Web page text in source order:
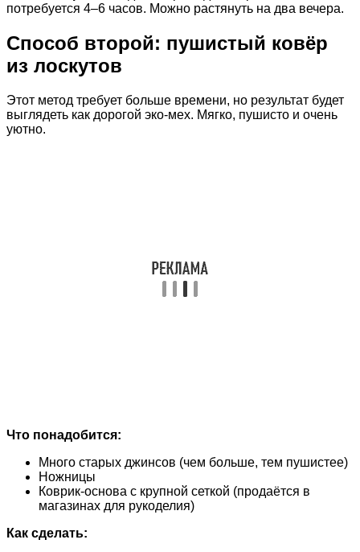
потребуется 4–6 часов. Можно растянуть на два вечера.
Способ второй: пушистый ковёр
из лоскутов
Этот метод требует больше времени, но результат будет
выглядеть как дорогой эко-мех. Мягко, пушисто и очень
уютно.
Что понадобится:
Много старых джинсов (чем больше, тем пушистее)
Ножницы
Коврик-основа с крупной сеткой (продаётся в
магазинах для рукоделия)
Как сделать: